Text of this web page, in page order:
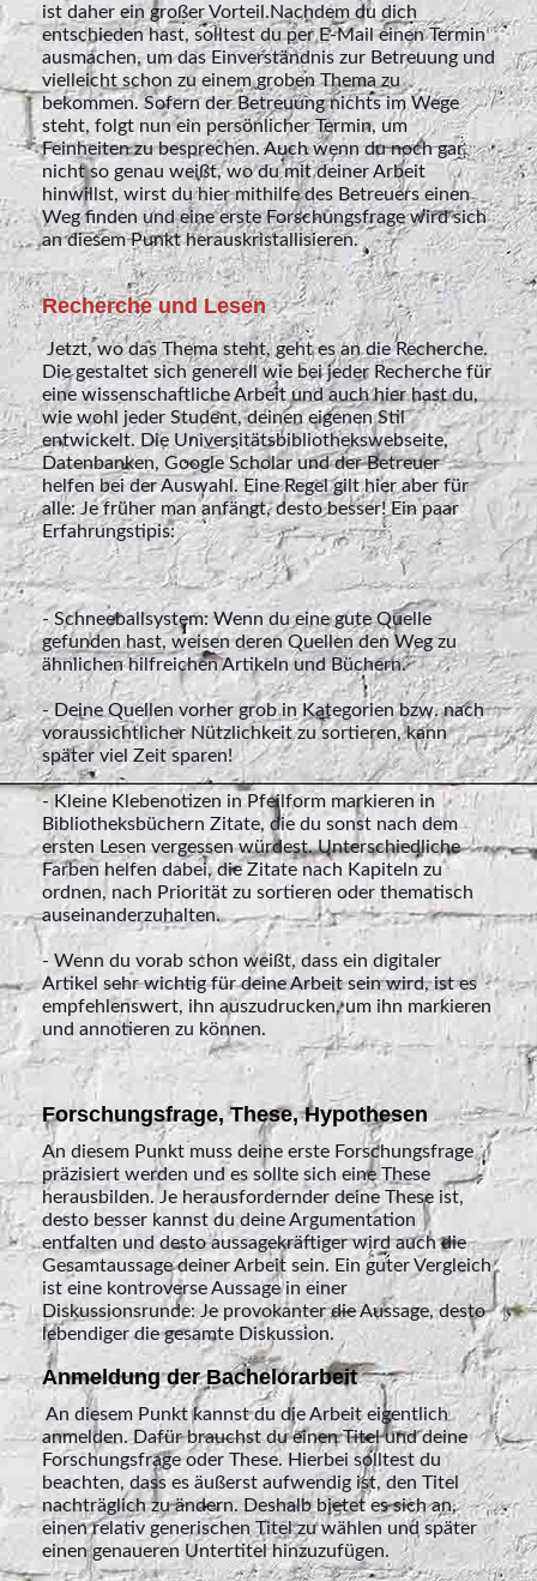
ist daher ein großer Vorteil.Nachdem du dich
entschieden hast, solltest du per E-Mail einen Termin
ausmachen, um das Einverständnis zur Betreuung und
vielleicht schon zu einem groben Thema zu
bekommen. Sofern der Betreuung nichts im Wege
steht, folgt nun ein persönlicher Termin, um
Feinheiten zu besprechen. Auch wenn du noch gar
nicht so genau weißt, wo du mit deiner Arbeit
hinwillst, wirst du hier mithilfe des Betreuers einen
Weg finden und eine erste Forschungsfrage wird sich
an diesem Punkt herauskristallisieren.
Recherche und Lesen
Jetzt, wo das Thema steht, geht es an die Recherche.
Die gestaltet sich generell wie bei jeder Recherche für
eine wissenschaftliche Arbeit und auch hier hast du,
wie wohl jeder Student, deinen eigenen Stil
entwickelt. Die Universitätsbibliothekswebseite,
Datenbanken, Google Scholar und der Betreuer
helfen bei der Auswahl. Eine Regel gilt hier aber für
alle: Je früher man anfängt, desto besser! Ein paar
Erfahrungstipis:
- Schneeballsystem: Wenn du eine gute Quelle
gefunden hast, weisen deren Quellen den Weg zu
ähnlichen hilfreichen Artikeln und Büchern.
- Deine Quellen vorher grob in Kategorien bzw. nach
voraussichtlicher Nützlichkeit zu sortieren, kann
später viel Zeit sparen!
- Kleine Klebenotizen in Pfeilform markieren in
Bibliotheksbüchern Zitate, die du sonst nach dem
ersten Lesen vergessen würdest. Unterschiedliche
Farben helfen dabei, die Zitate nach Kapiteln zu
ordnen, nach Priorität zu sortieren oder thematisch
auseinanderzuhalten.
- Wenn du vorab schon weißt, dass ein digitaler
Artikel sehr wichtig für deine Arbeit sein wird, ist es
empfehlenswert, ihn auszudrucken, um ihn markieren
und annotieren zu können.
Forschungsfrage, These, Hypothesen
An diesem Punkt muss deine erste Forschungsfrage
präzisiert werden und es sollte sich eine These
herausbilden. Je herausfordernder deine These ist,
desto besser kannst du deine Argumentation
entfalten und desto aussagekräftiger wird auch die
Gesamtaussage deiner Arbeit sein. Ein guter Vergleich
ist eine kontroverse Aussage in einer
Diskussionsrunde: Je provokanter die Aussage, desto
lebendiger die gesamte Diskussion.
Anmeldung der Bachelorarbeit
An diesem Punkt kannst du die Arbeit eigentlich
anmelden. Dafür brauchst du einen Titel und deine
Forschungsfrage oder These. Hierbei solltest du
beachten, dass es äußerst aufwendig ist, den Titel
nachträglich zu ändern. Deshalb bietet es sich an,
einen relativ generischen Titel zu wählen und später
einen genaueren Untertitel hinzuzufügen.